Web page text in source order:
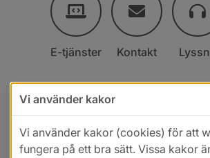
E-tjänster Kontakt
Vi använder kakor
Vi använder kakor (cookies) för att
fungera på ett bra sätt. Vissa kakor